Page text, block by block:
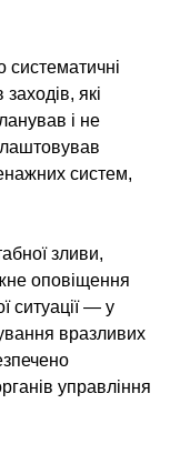
які
і не
систем,
зливи,
оповіщення
ситуації — у
вразливих
управління